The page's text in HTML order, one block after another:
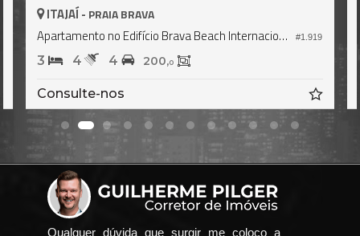
#1.919
ITAJAÍ -PRAIA BRAVA
Apartamento no Edifício Brava Beach Internacional - Reserva Aroeira
3 4 3 184,
R$ 5.100.000,
Qualquer dúvida que surgir me coloco a